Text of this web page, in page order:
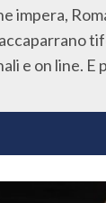
impera,
e on line. E